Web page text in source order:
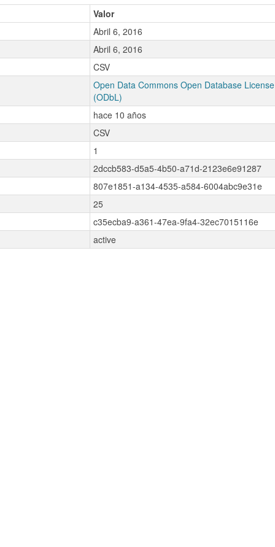
Valor
Abril 6, 2016
Abril 6, 2016
CSV
Open Data Commons Open Database License
(ODbL)
hace 10 años
CSV
1
2dccb583-d5a5-4b50-a71d-2123e6e91287
807e1851-a134-4535-a584-6004abc9e31e
25
c35ecba9-a361-47ea-9fa4-32ec7015116e
active